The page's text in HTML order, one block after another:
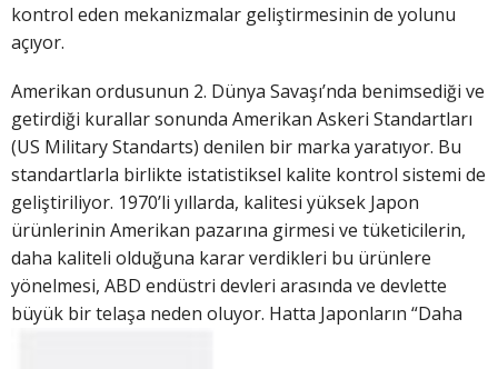
kontrol eden mekanizmalar geliştirmesinin de yolunu
açıyor.
Amerikan ordusunun 2. Dünya Savaşı’nda benimsediği ve
getirdiği kurallar sonunda Amerikan Askeri Standartları
(US Military Standarts) denilen bir marka yaratıyor. Bu
standartlarla birlikte istatistiksel kalite kontrol sistemi de
geliştiriliyor. 1970’li yıllarda, kalitesi yüksek Japon
ürünlerinin Amerikan pazarına girmesi ve tüketicilerin,
daha kaliteli olduğuna karar verdikleri bu ürünlere
yönelmesi, ABD endüstri devleri arasında ve devlette
büyük bir telaşa neden oluyor. Hatta Japonların “Daha